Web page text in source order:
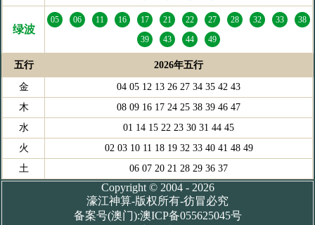
绿波
05 06 11 16 17 21 22 27 28 32 33
38
39
43 44 49
五行 2026年五行
金
04 05 12 13 26 27 34 35 42 43
木
08 09 16 17 24 25 38 39 46 47
水
01 14 15 22 23 30 31 44 45
火
02 03 10 11 18 19 32 33 40 41 48 49
土
06 07 20 21 28 29 36 37
Copyright © 2004 - 2026
濠江神算-版权所有-彷冒必究
备案号(澳门):澳ICP备055625045号